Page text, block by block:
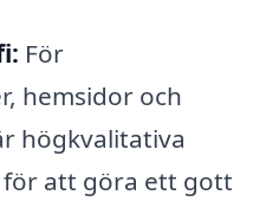
För
hemsidor och
högkvalitativa
att göra ett gott